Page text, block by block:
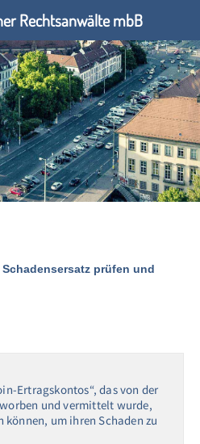
prüfen und
Ertragskontos“, das von der
und vermittelt wurde,
können, um ihren Schaden zu
Rechtsanwälte mbB